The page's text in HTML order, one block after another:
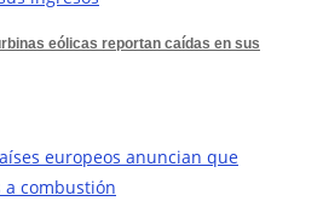
eólicas reportan caídas en sus